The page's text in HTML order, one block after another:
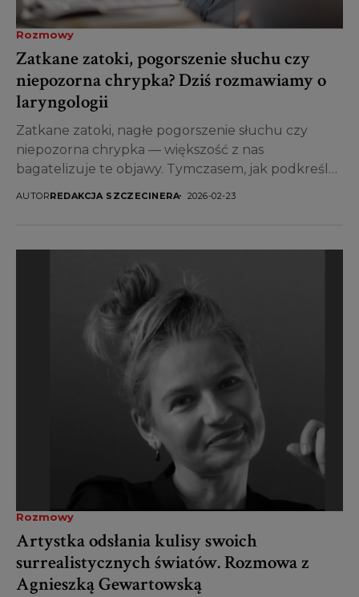
Rozmowy
Zatkane zatoki, pogorszenie słuchu czy
niepozorna chrypka? Dziś rozmawiamy o
laryngologii
Zatkane zatoki, nagłe pogorszenie słuchu czy
niepozorna chrypka — większość z nas
bagatelizuje te objawy. Tymczasem, jak podkreśla
AUTORREDAKCJA SZCZECINERA 2026-02-23
Rozmowy
Artystka odsłania kulisy swoich
surrealistycznych światów. Rozmowa z
Agnieszką Gewartowską